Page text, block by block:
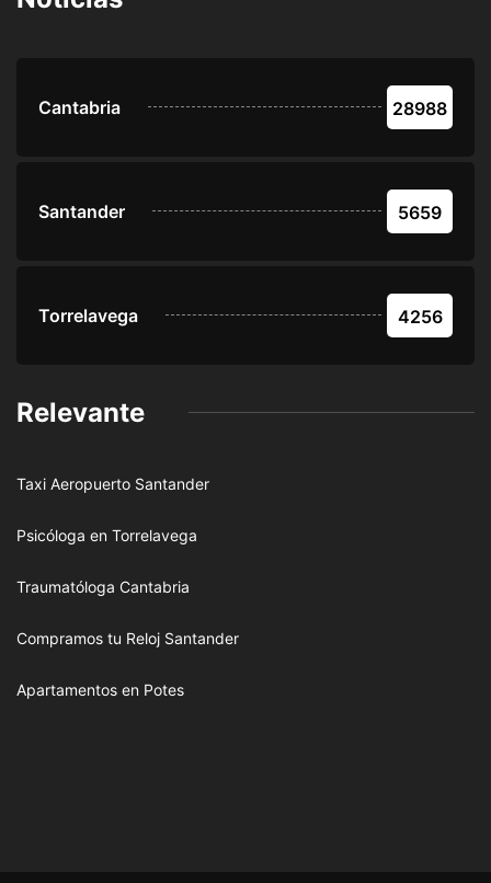
Cantabria 28988
Santander 5659
Torrelavega 4256
Relevante
Taxi Aeropuerto Santander
Psicóloga en Torrelavega
Traumatóloga Cantabria
Compramos tu Reloj Santander
Apartamentos en Potes